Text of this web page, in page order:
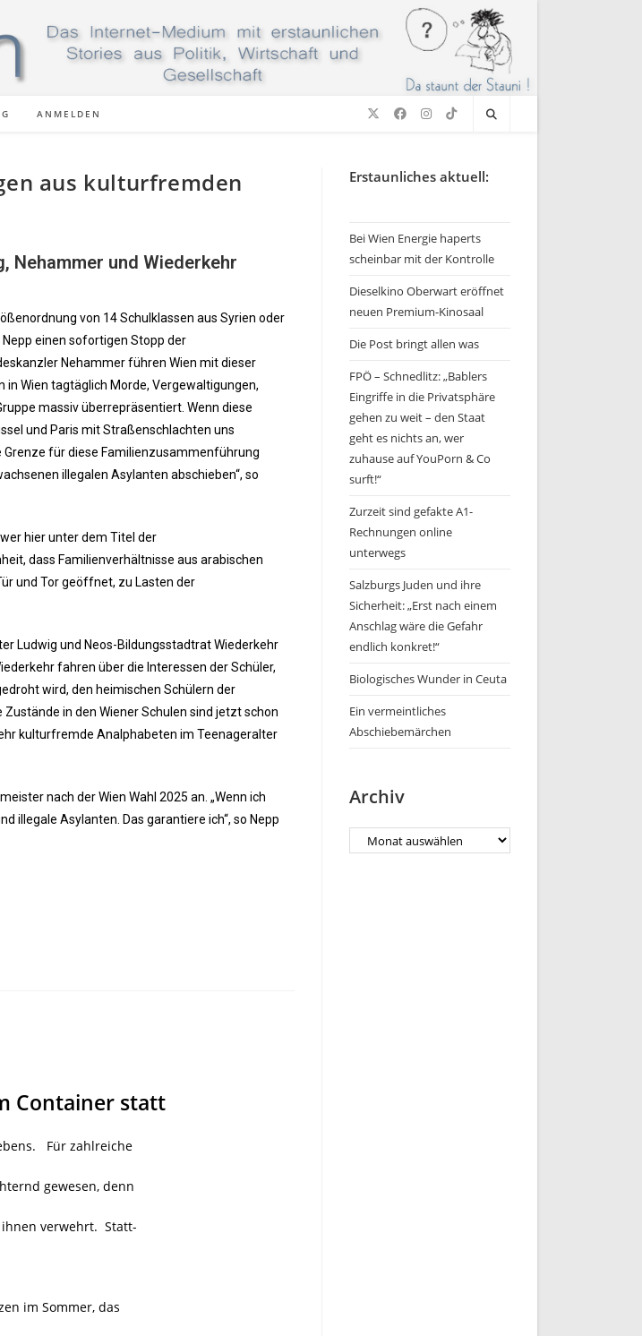
ANMELDEN
aus kulturfremden
Nehammer und Wiederkehr
von 14 Schulklassen aus Syrien oder
einen sofortigen Stopp der
Nehammer führen Wien mit dieser
Wien tagtäglich Morde, Vergewaltigungen,
massiv überrepräsentiert. Wenn diese
und Paris mit Straßenschlachten uns
Grenze für diese Familienzusammenführung
illegalen Asylanten abschieben“, so
hier unter dem Titel der
dass Familienverhältnisse aus arabischen
und Tor geöffnet, zu Lasten der
Ludwig und Neos-Bildungsstadtrat Wiederkehr
fahren über die Interessen der Schüler,
wird, den heimischen Schülern der
in den Wiener Schulen sind jetzt schon
kulturfremde Analphabeten im Teenageralter
nach der Wien Wahl 2025 an. „Wenn ich
illegale Asylanten. Das garantiere ich“, so Nepp
Container statt
Für zahlreiche
gewesen, denn
verwehrt. Statt-
im Sommer, das
Erstaunliches aktuell:
Bei Wien Energie haperts
scheinbar mit der Kontrolle
Dieselkino Oberwart eröffnet
neuen Premium-Kinosaal
Die Post bringt allen was
FPÖ – Schnedlitz: „Bablers
Eingriffe in die Privatsphäre
gehen zu weit – den Staat
geht es nichts an, wer
zuhause auf YouPorn & Co
surft!“
Zurzeit sind gefakte A1-
Rechnungen online
unterwegs
Salzburgs Juden und ihre
Sicherheit: „Erst nach einem
Anschlag wäre die Gefahr
endlich konkret!“
Biologisches Wunder in Ceuta
Ein vermeintliches
Abschiebemärchen
Archiv